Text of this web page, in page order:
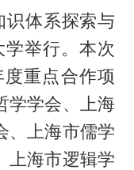
识体系探索与
举行。本次
重点合作项
学学会、上海
、上海市儒学
上海市逻辑学